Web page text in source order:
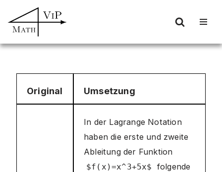
Zum
Inhalt
Original Umsetzung
In der Lagrange Notation
haben die erste und zweite
Ableitung der Funktion
$f(x)=x^3+5x$
folgende